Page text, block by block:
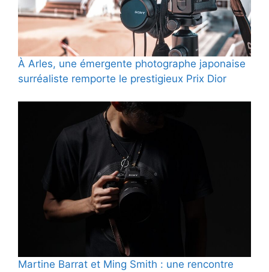
À Arles, une émergente photographe japonaise
surréaliste remporte le prestigieux Prix Dior
Martine Barrat et Ming Smith : une rencontre